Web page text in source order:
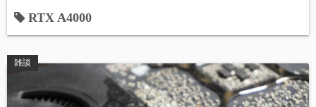
RTX A4000
雑談